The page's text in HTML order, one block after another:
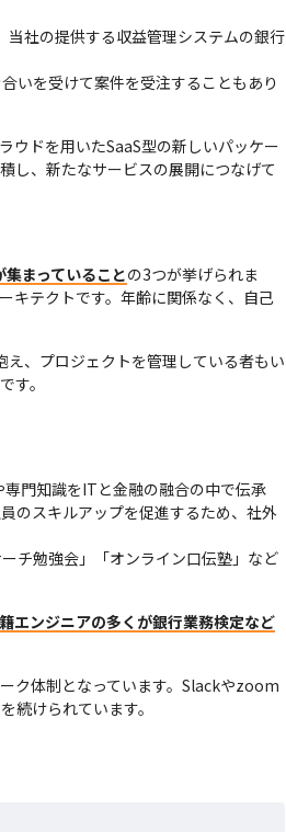
当社の提供する収益管理システムの銀行
いを受けて案件を受注することもあり
ウドを用いたSaaS型の新しいパッケー
し、新たなサービスの展開につなげて
まっていることの3つが挙げられま
キテクトです。年齢に関係なく、自己
、プロジェクトを管理している者もい
す。
門知識をITと金融の融合の中で伝承
のスキルアップを促進するため、社外
チ勉強会」「オンライン口伝塾」など
エンジニアの多くが銀行業務検定など
ク体制となっています。Slackやzoom
続けられています。